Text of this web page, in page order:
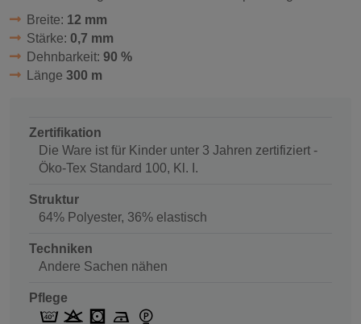
Breite: 12 mm
Stärke: 0,7 mm
Dehnbarkeit: 90 %
Länge 300 m
Zertifikation
Die Ware ist für Kinder unter 3 Jahren zertifiziert -
Öko-Tex Standard 100, Kl. I.
Struktur
64% Polyester, 36% elastisch
Techniken
Andere Sachen nähen
Pflege